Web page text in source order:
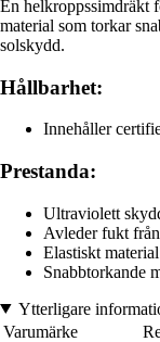
En helkroppssimdräkt
material som torkar
solskydd.
Hållbarhet:
Innehåller
Prestanda:
Ultraviolett
Avleder fukt
Elastiskt material
Snabbtorkande
Ytterligare
Varumärke